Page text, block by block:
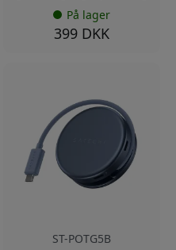
På lager
399 DKK
ST-POTG5B